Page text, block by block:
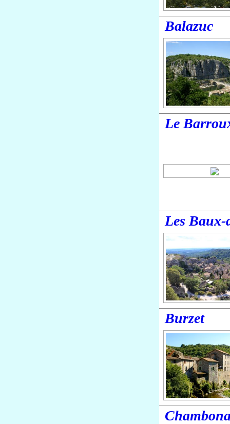
Balazuc
Le
Les Baux-
Burzet